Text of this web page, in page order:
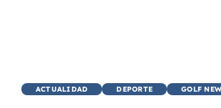
ACTUALIDAD DEPORTE GOLF